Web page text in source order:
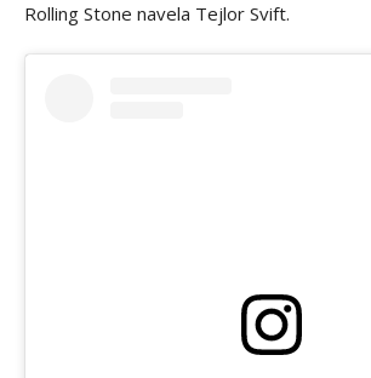
Rolling Stone navela Tejlor Svift.